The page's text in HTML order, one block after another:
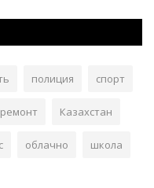
полиция спорт
ремонт Казахстан
облачно школа